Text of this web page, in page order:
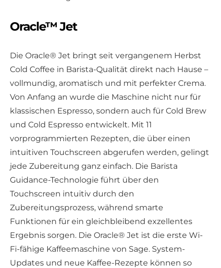
Oracle™ Jet
Die Oracle® Jet bringt seit vergangenem Herbst
Cold Coffee in Barista-Qualität direkt nach Hause –
vollmundig, aromatisch und mit perfekter Crema.
Von Anfang an wurde die Maschine nicht nur für
klassischen Espresso, sondern auch für Cold Brew
und Cold Espresso entwickelt. Mit 11
vorprogrammierten Rezepten, die über einen
intuitiven Touchscreen abgerufen werden, gelingt
jede Zubereitung ganz einfach. Die Barista
Guidance-Technologie führt über den
Touchscreen intuitiv durch den
Zubereitungsprozess, während smarte
Funktionen für ein gleichbleibend exzellentes
Ergebnis sorgen. Die Oracle® Jet ist die erste Wi-
Fi-fähige Kaffeemaschine von Sage. System-
Updates und neue Kaffee-Rezepte können so